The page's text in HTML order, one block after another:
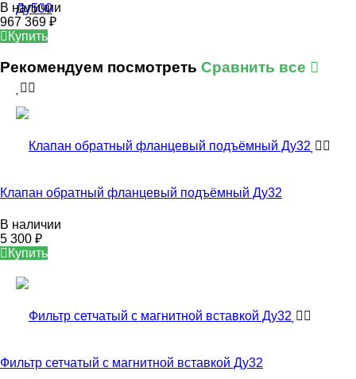
В наличии
967 369 ₽
Купить
Рекомендуем посмотреть Сравнить все
Клапан обратный фланцевый подъёмный Ду32
В наличии
5 300 ₽
Купить
Фильтр сетчатый с магнитной вставкой Ду32